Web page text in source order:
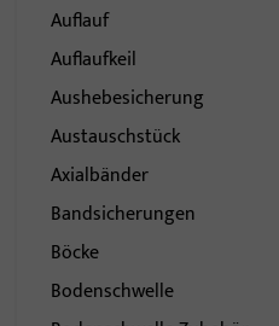
Auflauf
Auflaufkeil
Aushebesicherung
Austauschstück
Axialbänder
Bandsicherungen
Böcke
Bodenschwelle